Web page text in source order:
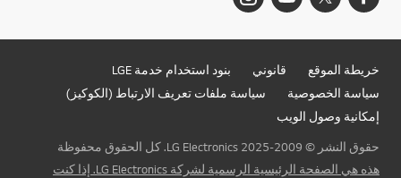
خريطة الموقع قانوني
بنود استخدام خدمة LGE
سياسة الخصوصية
سياسة ملفات تعريف الارتباط (الكوكيز)
إمكانية وصول الويب
حقوق النشر © 2009-2025 LG Electronics. كل الحقوق محفوظة
هذه هي الصفحة الرئيسية الرسمية لشركة LG Electronics. إذا كنت